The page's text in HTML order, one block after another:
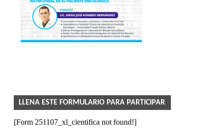
LLENA ESTE FORMULARIO PARA PARTICIPAR
[Form 251107_xl_cientifica not found!]